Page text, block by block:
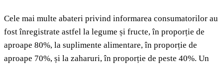
Cele mai multe abateri privind informarea consumatorilor au
fost înregistrate astfel la legume și fructe, în proporție de
aproape 80%, la suplimente alimentare, în proporție de
aproape 70%, și la zaharuri, în proporție de peste 40%. Un